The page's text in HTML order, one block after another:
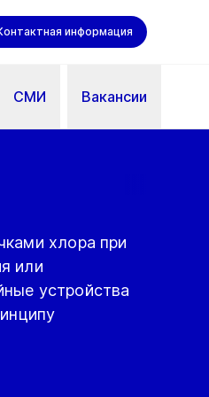
информация
СМИ Вакансии
хлора при
или
устройства